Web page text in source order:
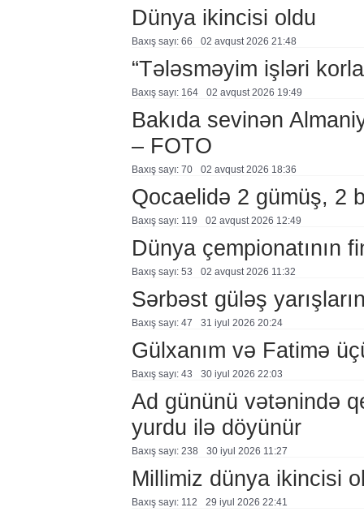
Dünya ikincisi oldu
Baxış sayı: 66 02 avqust 2026 21:48
“Tələsməyim işləri
Baxış sayı: 164 02 avqust 2026 19:49
Bakıda sevinən
– FOTO
Baxış sayı: 70 02 avqust 2026 18:36
Qocaelidə 2 gümüş, 2
Baxış sayı: 119 02 avqust 2026 12:49
Dünya çempionatının
Baxış sayı: 53 02 avqust 2026 11:32
Sərbəst güləş
Baxış sayı: 47 31 i̇yul 2026 20:24
Gülxanım və Fatimə
Baxış sayı: 43 30 i̇yul 2026 22:03
Ad gününü vətənində
yurdu ilə döyünür
Baxış sayı: 238 30 i̇yul 2026 11:27
Millimiz dünya ikincisi
Baxış sayı: 112 29 i̇yul 2026 22:41